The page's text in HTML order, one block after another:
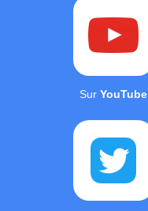
Sur YouTube